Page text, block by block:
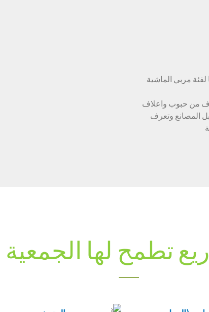
لفئة مربي الماشية
من حبوب واعلاف
المصانع وتعرف
تطمح لها الجمعية